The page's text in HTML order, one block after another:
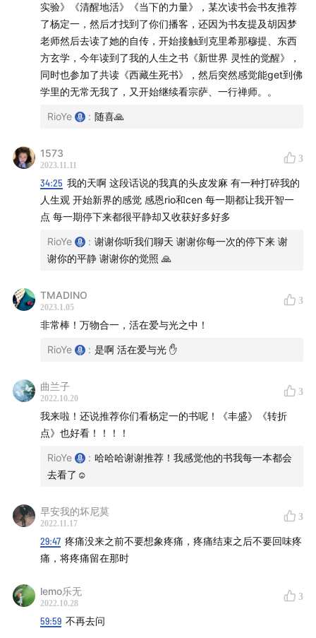
12:43从一个极端到另一个极端
13:24 科学的时间尺度其实很短，我却把它当做了全部
14:42 科学的边界
15:11鬼魅的「量子力学」
18:13「也许他们能解释，但是不敢解释」
意识和身体的关系
22:37「想象的失血死亡」和「巫毒之死」
23:50「幻肢痛」和镜箱设备
25:36「安慰剂效应」本身就是在证明相信的力量
26:42 伦敦出租车司机的大脑海马体
29:10 最近一次的看牙经历：不要想象也不要延长疼痛
30:26 我们限定了自己的无所不能
31:05 「也许我们习以为常的东西才是不正常的」
32:38「原来女孩子也可以喜欢女孩子」
「当初我们误以为他是我自己，然后用我们的一生来满
足他，让他快乐」
35:40
「真我」/「一体意识」是什么？
「从相对转成绝对，从有限转成无限，从有条件转成没
有条件」
37:34「本我和一体意识之间是什么关系？」
37:44
38:32尝试比喻：就像是人像模式下的「舞台光」效果
40:47Rio 的新比喻：电脑桌面和桌面的文件夹
45:12「我以前寻求的是一种挣脱，而不是解脱」
46:00「我们很多时候在用心智解决心智的问题」
实验》《清醒地活》《当下的力量》，某次读书会书友推荐
了杨定一，然后才找到了你们播客，还因为书友提及胡因梦
老师然后去读了她的自传，开始接触到克里希那穆提、东西
方玄学，今年读到了我的人生之书《新世界 灵性的觉醒》，
同时也参加了共读《西藏生死书》，然后突然感觉能get到佛
学里的无常无我了，又开始继续看宗萨、一行禅师。。
RioYe : 随喜🙏
1573
2023.11.11
3
34:25 我的天啊 这段话说的我真的头皮发麻 有一种打碎我的
人生观 开始新界的感觉 感恩rio和cen 每一期都让我开智一
点 每一期停下来都很平静却又收获好多好多
RioYe : 谢谢你听我们聊天 谢谢你每一次的停下来 谢
谢你的平静 谢谢你的觉照 🙏
TMADINO
2023.1.05
3
非常棒！万物合一，活在爱与光之中！
RioYe : 是啊 活在爱与光 ✋
曲兰子
2022.10.20
3
我来啦！还说推荐你们看杨定一的书呢！《丰盛》《转折
点》也好看！！！！
RioYe : 哈哈哈谢谢推荐！我感觉他的书我每一本都会
去看了☺️
早安我的坏尼莫
2022.11.17
3
29:47 疼痛没来之前不要想象疼痛，疼痛结束之后不要回味疼
痛，将疼痛留在那时
lemo乐无
2022.10.28
3
59:59 不再去问